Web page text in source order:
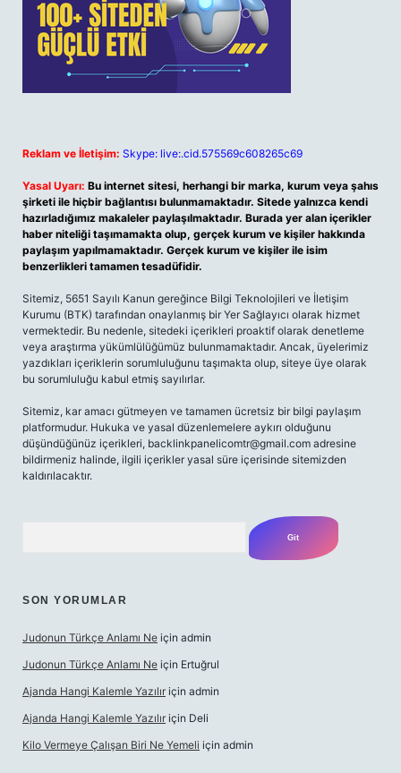
Reklam ve İletişim: Skype: live:.cid.575569c608265c69
Yasal Uyarı: Bu internet sitesi, herhangi bir marka, kurum veya şahıs
şirketi ile hiçbir bağlantısı bulunmamaktadır. Sitede yalnızca kendi
hazırladığımız makaleler paylaşılmaktadır. Burada yer alan içerikler
haber niteliği taşımamakta olup, gerçek kurum ve kişiler hakkında
paylaşım yapılmamaktadır. Gerçek kurum ve kişiler ile isim
benzerlikleri tamamen tesadüfidir.
Sitemiz, 5651 Sayılı Kanun gereğince Bilgi Teknolojileri ve İletişim
Kurumu (BTK) tarafından onaylanmış bir Yer Sağlayıcı olarak hizmet
vermektedir. Bu nedenle, sitedeki içerikleri proaktif olarak denetleme
veya araştırma yükümlülüğümüz bulunmamaktadır. Ancak, üyelerimiz
yazdıkları içeriklerin sorumluluğunu taşımakta olup, siteye üye olarak
bu sorumluluğu kabul etmiş sayılırlar.
Sitemiz, kar amacı gütmeyen ve tamamen ücretsiz bir bilgi paylaşım
platformudur. Hukuka ve yasal düzenlemelere aykırı olduğunu
düşündüğünüz içerikleri, backlinkpanelicomtr@gmail.com adresine
bildirmeniz halinde, ilgili içerikler yasal süre içerisinde sitemizden
kaldırılacaktır.
SON YORUMLAR
Judonun Türkçe Anlamı Ne için admin
Judonun Türkçe Anlamı Ne için Ertuğrul
Ajanda Hangi Kalemle Yazılır için admin
Ajanda Hangi Kalemle Yazılır için Deli
Kilo Vermeye Çalışan Biri Ne Yemeli için admin